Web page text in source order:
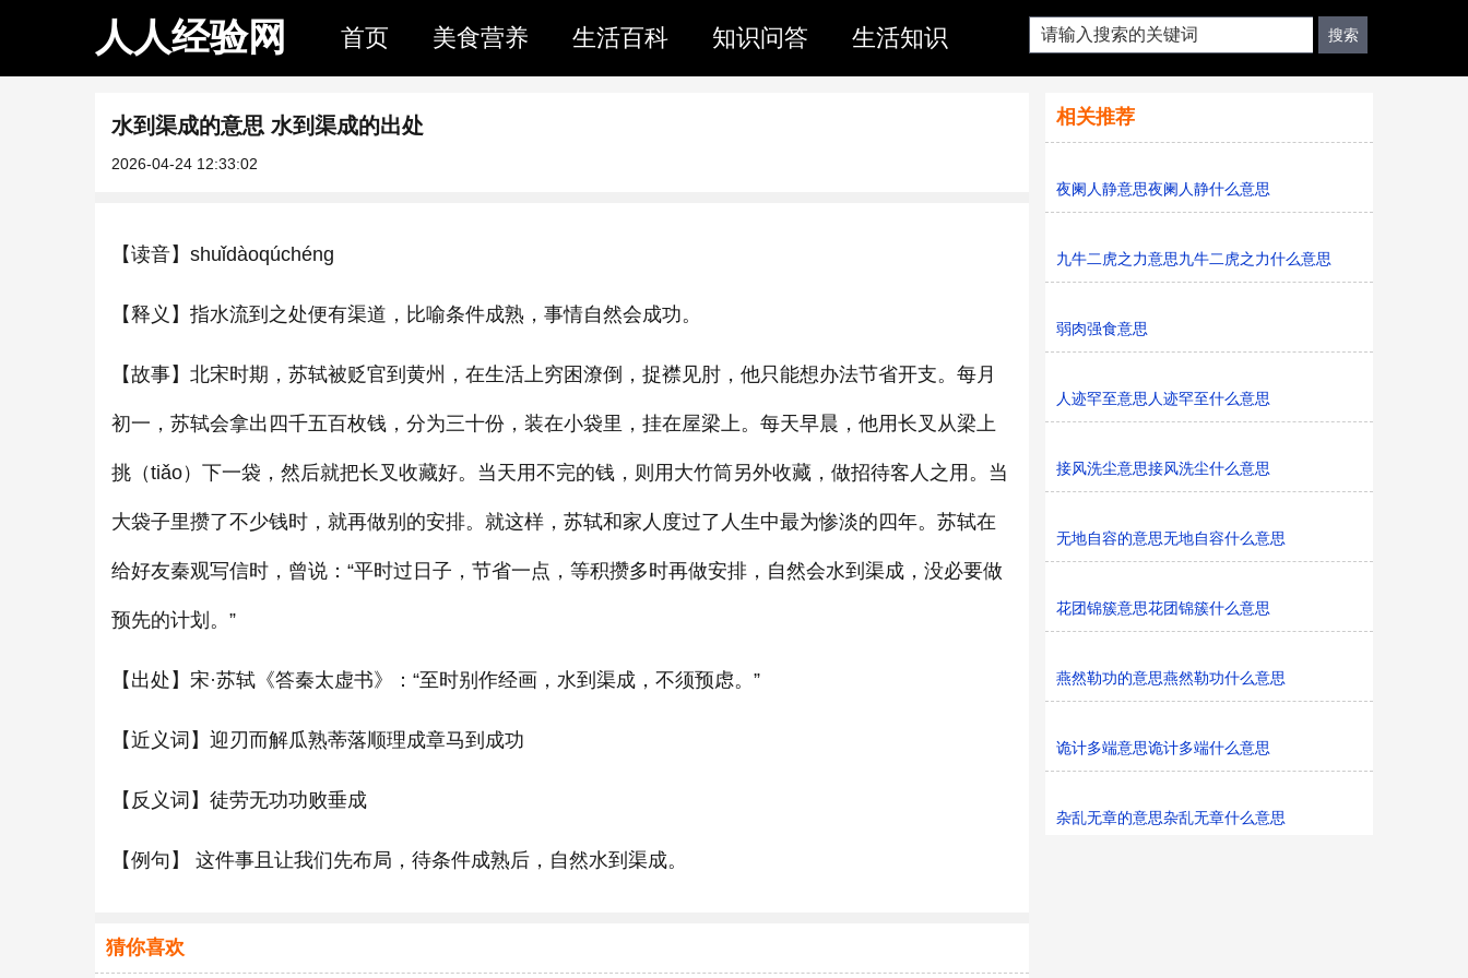
人人经验网 首页 美食营养 生活百科 知识问答 生活知识
水到渠成的意思 水到渠成的出处
2026-04-24 12:33:02
【读音】shuǐdàoqúchéng
【释义】指水流到之处便有渠道，比喻条件成熟，事情自然会成功。
【故事】北宋时期，苏轼被贬官到黄州，在生活上穷困潦倒，捉襟见肘，他只能想办法节省开支。每月
初一，苏轼会拿出四千五百枚钱，分为三十份，装在小袋里，挂在屋梁上。每天早晨，他用长叉从梁上
挑（tiǎo）下一袋，然后就把长叉收藏好。当天用不完的钱，则用大竹筒另外收藏，做招待客人之用。当
大袋子里攒了不少钱时，就再做别的安排。就这样，苏轼和家人度过了人生中最为惨淡的四年。苏轼在
给好友秦观写信时，曾说：“平时过日子，节省一点，等积攒多时再做安排，自然会水到渠成，没必要做
预先的计划。”
【出处】宋·苏轼《答秦太虚书》：“至时别作经画，水到渠成，不须预虑。”
【近义词】迎刃而解瓜熟蒂落顺理成章马到成功
【反义词】徒劳无功功败垂成
【例句】 这件事且让我们先布局，待条件成熟后，自然水到渠成。
猜你喜欢
相关推荐
夜阑人静意思夜阑人静什么意思
九牛二虎之力意思九牛二虎之力什么意思
弱肉强食意思
人迹罕至意思人迹罕至什么意思
接风洗尘意思接风洗尘什么意思
无地自容的意思无地自容什么意思
花团锦簇意思花团锦簇什么意思
燕然勒功的意思燕然勒功什么意思
诡计多端意思诡计多端什么意思
杂乱无章的意思杂乱无章什么意思